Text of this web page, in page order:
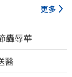
更多
轟辱華
醫